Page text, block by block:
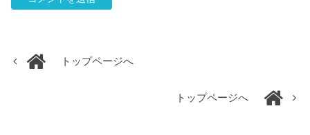
トップページへ
トップページへ